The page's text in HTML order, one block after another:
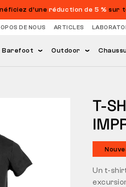
d’une réduction de 5 % sur
DE NOUS ARTICLES
Barefoot Outdoor
T-
Un t-